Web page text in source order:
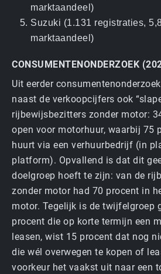
marktaandeel)
Suzuki (1.131 registraties,
marktaandeel)
CONSUMENTENONDERZOEK
Uit eerder
naast de verkoop­cijfers ook
rijbewijsbezitters zonder motor:
open voor motorhuur, waarbij 75
huurt via een verhuurbedrijf (in
platform). Opvallend is dat dit
doelgroep hoeft te zijn: van de
zonder motor had 70 procent in
motor. Tegelijk is de twijfelgroep
procent die op korte termijn een
leasen, wist 15 procent dat nog
die wél overwegen te kopen of
voorkeur het vaakst uit naar een